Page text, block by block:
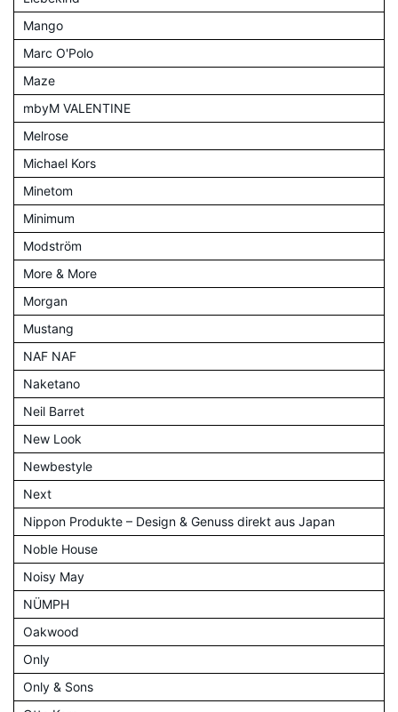
Mango
Marc O'Polo
Maze
mbyM VALENTINE
Melrose
Michael Kors
Minetom
Minimum
Modström
More & More
Morgan
Mustang
NAF NAF
Naketano
Neil Barret
New Look
Newbestyle
Next
Nippon Produkte – Design & Genuss direkt aus Japan
Noble House
Noisy May
NÜMPH
Oakwood
Only
Only & Sons